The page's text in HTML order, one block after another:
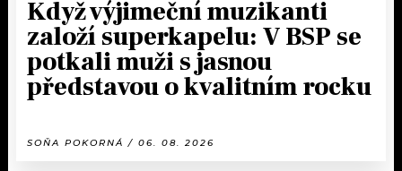
Když výjimeční muzikanti
založí superkapelu: V BSP se
potkali muži s jasnou
představou o kvalitním rocku
SOŇA POKORNÁ / 06. 08. 2026